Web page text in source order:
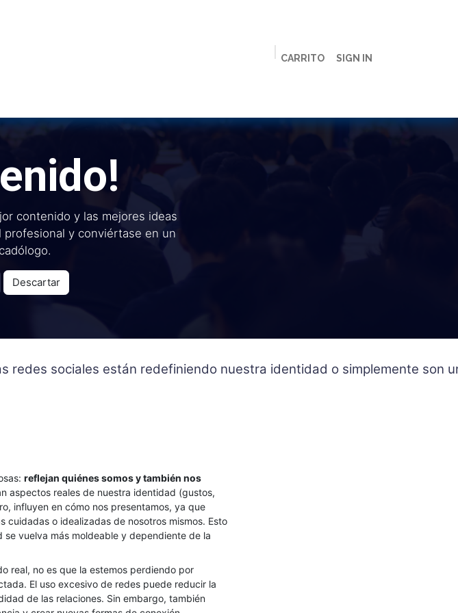
CARRITO SIGN IN
contenido y las mejores ideas
y conviértase en un
Descartar
redes sociales están redefiniendo nuestra identidad o simplemente
reflejan quiénes somos y también nos
aspectos reales de nuestra identidad (gustos,
influyen en cómo nos presentamos, ya que
cuidadas o idealizadas de nosotros mismos. Esto
vuelva más moldeable y dependiente de la
real, no es que la estemos perdiendo por
El uso excesivo de redes puede reducir la
de las relaciones. Sin embargo, también